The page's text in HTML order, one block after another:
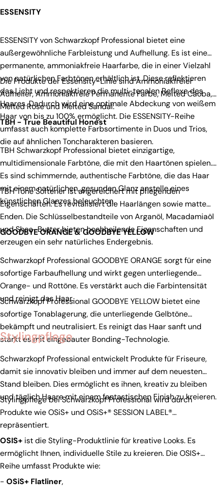
ESSENSITY
ESSENSITY von Schwarzkopf Professional bietet eine
außergewöhnliche Farbleistung und Aufhellung. Es ist eine
permanente, ammoniakfreie Haarfarbe, die in einer Vielzahl
von natürlichen Farbtönen erhältlich ist. Diese reflektieren
das Licht und respektieren die multi-tonalen Reflexe des
Haares. Dadurch wird eine optimale Abdeckung von weißem
Haar von bis zu 100% ermöglicht. Die ESSENSITY-Reihe
umfasst auch komplette Farbsortimente in Duos und Trios,
die auf ähnlichen Toncharakteren basieren.
Die Produkte der Essensity-Linie sind Ammoniakfreier
Aufheller, Ammoniakfreie Permanente Farbe, Melted Caoba,
Melted Rose und Melted Sandal.
TBH - True Beautiful Honest
TBH Schwarzkopf Professional bietet einzigartige,
multidimensionale Farbtöne, die mit den Haartönen spielen.
Es sind schimmernde, authentische Farbtöne, die das Haar
mit einem natürlichen, gesunden Glanz anstelle eines
künstlichen Glanzes beleuchten.
TBH Tone Softener ist angereichert mit pflegenden
Eigenschaften. Es revitalisiert die Haarlängen sowie matte
Enden. Die Schlüsselbestandteile von Arganöl, Macadamiaöl
und Shea-Butter bieten hochheilende Eigenschaften und
erzeugen ein sehr natürliches Endergebnis.
GOODBYE ORANGE & GOODBYE YELLOW
Schwarzkopf Professional GOODBYE ORANGE sorgt für eine
sofortige Farbaufhellung und wirkt gegen unterliegende
Orange- und Rottöne. Es verstärkt auch die Farbintensität
und reinigt das Haar.
Schwarzkopf Professional GOODBYE YELLOW bietet eine
sofortige Tonablagerung, die unterliegende Gelbtöne
bekämpft und neutralisiert. Es reinigt das Haar sanft und
stärkt es mit eingebauter Bonding-Technologie.
Stylingpflege
Schwarzkopf Professional entwickelt Produkte für Friseure,
damit sie innovativ bleiben und immer auf dem neuesten
Stand bleiben. Dies ermöglicht es ihnen, kreativ zu bleiben
und täglich Haare mit einem fantastischen Finish zu kreieren.
Stylingpflege bei Schwarzkopf Professional wird durch
Produkte wie OSiS+ und OSiS+® SESSION LABEL®
repräsentiert.
OSIS+ ist die Styling-Produktlinie für kreative Looks. Es
ermöglicht Ihnen, individuelle Stile zu kreieren. Die OSIS+
Reihe umfasst Produkte wie:
- OSiS+ Flatliner,